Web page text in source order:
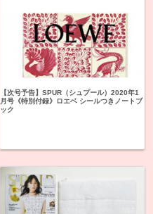
【次号予告】SPUR（シュプール）2020年1
月号《特別付録》ロエベ シールつきノートブ
ック